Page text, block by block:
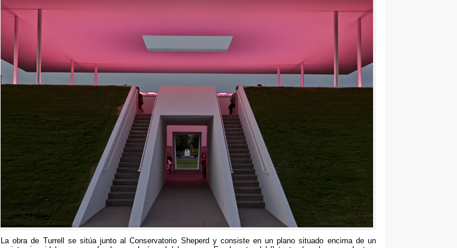
La obra de Turrell se sitúa junto al Conservatorio Sheperd y consiste en un plano situado encima de un